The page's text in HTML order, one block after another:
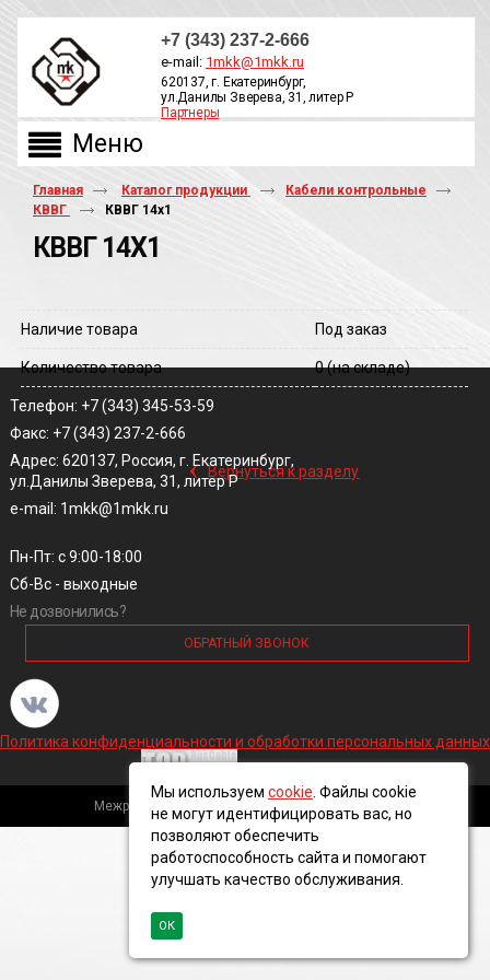
+7 (343) 237-2-666
e-mail: 1mkk@1mkk.ru
620137, г. Екатеринбург,
ул.Данилы Зверева, 31, литер Р
Партнеры
Главная Каталог продукции
Кабели контрольные
КВВГ
КВВГ 14х1
КВВГ 14Х1
Наличие товара Под заказ
Количество товара 0(на складе)
‹ Вернуться к разделу
Телефон: +7 (343) 345-53-59
Факс: +7 (343) 237-2-666
Адрес: 620137, Россия, г. Екатеринбург,
ул.Данилы Зверева, 31, литер Р
e-mail: 1mkk@1mkk.ru
Пн-Пт: с 9:00-18:00
Сб-Вс - выходные
Не дозвонились?
ОБРАТНЫЙ ЗВОНОК
Политика конфиденциальности и обработки персональных данных
Межрегиональная кабельная компания, 2016 ©
Мы используем cookie . Файлы cookie
не могут идентифицировать вас, но
позволяют обеспечить
работоспособность сайта и помогают
улучшать качество обслуживания.
ОК